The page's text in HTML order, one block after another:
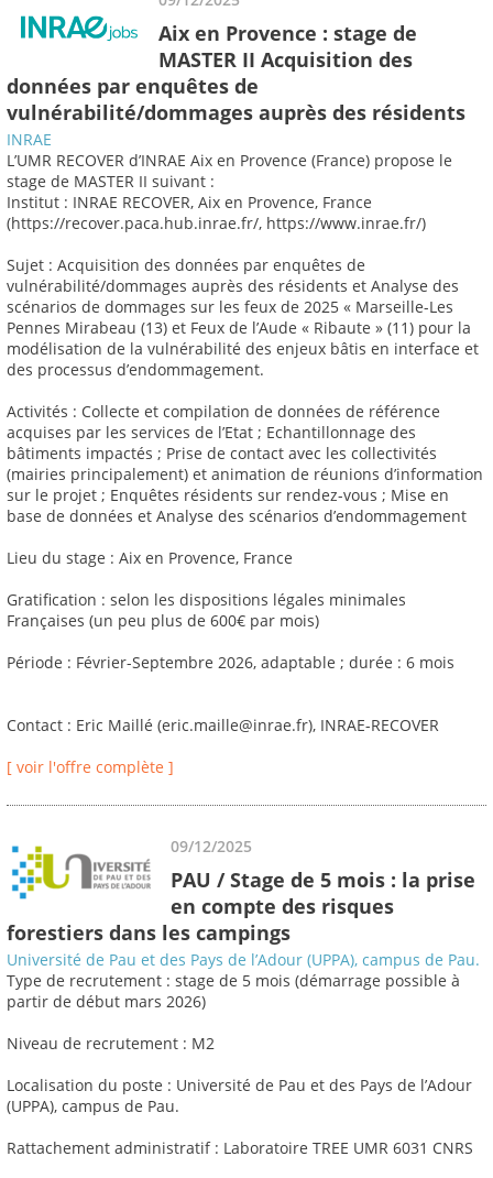
Aix en Provence : stage de
MASTER II Acquisition des
données par enquêtes de
vulnérabilité/dommages auprès des résidents
INRAE
L’UMR RECOVER d’INRAE Aix en Provence (France) propose le
stage de MASTER II suivant :
Institut : INRAE RECOVER, Aix en Provence, France
(https://recover.paca.hub.inrae.fr/, https://www.inrae.fr/)
Sujet : Acquisition des données par enquêtes de
vulnérabilité/dommages auprès des résidents et Analyse des
scénarios de dommages sur les feux de 2025 « Marseille-Les
Pennes Mirabeau (13) et Feux de l’Aude « Ribaute » (11) pour la
modélisation de la vulnérabilité des enjeux bâtis en interface et
des processus d’endommagement.
Activités : Collecte et compilation de données de référence
acquises par les services de l’Etat ; Echantillonnage des
bâtiments impactés ; Prise de contact avec les collectivités
(mairies principalement) et animation de réunions d’information
sur le projet ; Enquêtes résidents sur rendez-vous ; Mise en
base de données et Analyse des scénarios d’endommagement
Lieu du stage : Aix en Provence, France
Gratification : selon les dispositions légales minimales
Françaises (un peu plus de 600€ par mois)
Période : Février-Septembre 2026, adaptable ; durée : 6 mois
Contact : Eric Maillé (eric.maille@inrae.fr), INRAE-RECOVER
[ voir l'offre complète ]
09/12/2025
PAU / Stage de 5 mois : la prise
en compte des risques
forestiers dans les campings
Université de Pau et des Pays de l’Adour (UPPA), campus de Pau.
Type de recrutement : stage de 5 mois (démarrage possible à
partir de début mars 2026)
Niveau de recrutement : M2
Localisation du poste : Université de Pau et des Pays de l’Adour
(UPPA), campus de Pau.
Rattachement administratif : Laboratoire TREE UMR 6031 CNRS